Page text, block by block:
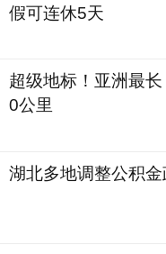
假可连休5天
超级地标！亚洲最
0公里
湖北多地调整公积